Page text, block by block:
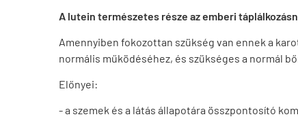
A lutein természetes része az emberi
Amennyiben fokozottan szükség van ennek a
normális működéséhez, és szükséges a normál
Előnyei:
- a szemek és a látás állapotára összpontosító